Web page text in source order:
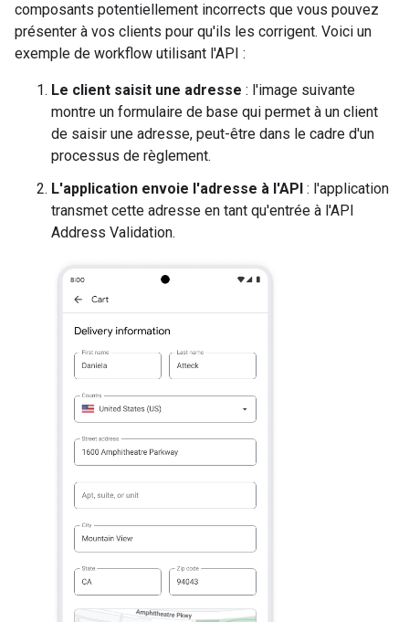
composants potentiellement incorrects que vous pouvez
présenter à vos clients pour qu'ils les corrigent. Voici un
exemple de workflow utilisant l'API :
Le client saisit une adresse : l'image suivante
montre un formulaire de base qui permet à un client
de saisir une adresse, peut-être dans le cadre d'un
processus de règlement.
L'application envoie l'adresse à l'API : l'application
transmet cette adresse en tant qu'entrée à l'API
Address Validation.